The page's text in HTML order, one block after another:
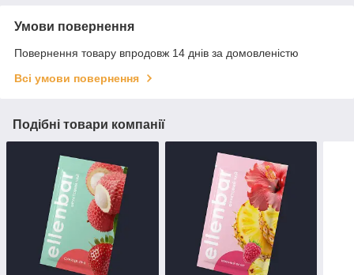
Умови повернення
Повернення товару впродовж 14 днів за домовленістю
Всі умови повернення
Подібні товари компанії